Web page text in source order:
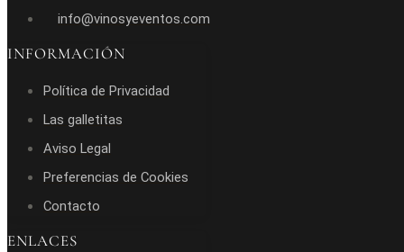
info@vinosyeventos.com
INFORMACIÓN
Política de Privacidad
Las galletitas
Aviso Legal
Preferencias de Cookies
Contacto
ENLACES